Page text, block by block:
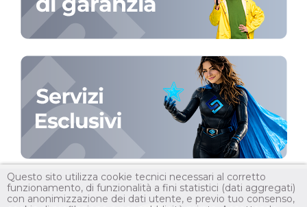
Questo sito utilizza cookie tecnici necessari al corretto
funzionamento, di funzionalità a fini statistici (dati aggregati)
con anonimizzazione dei dati utente, e previo tuo consenso,